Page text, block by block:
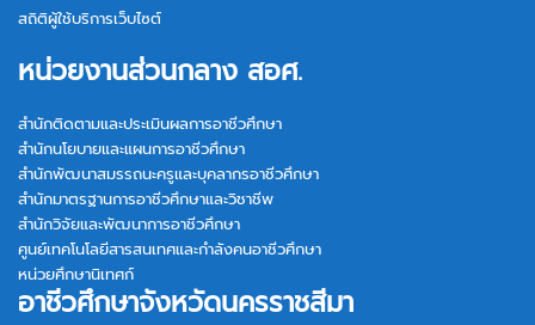
สถิติผู้ใช้บริการเว็บไซต์
หน่วยงานส่วนกลาง สอศ.
สำนักติดตามและประเมินผลการอาชีวศึกษา
สำนักนโยบายและแผนการอาชีวศึกษา
สำนักพัฒนาสมรรถนะครูและบุคลากรอาชีวศึกษา
สำนักมาตรฐานการอาชีวศึกษาและวิชาชีพ
สำนักวิจัยและพัฒนาการอาชีวศึกษา
ศูนย์เทคโนโลยีสารสนเทศและกำลังคนอาชีวศึกษา
หน่วยศึกษานิเทศก์
อาชีวศึกษาจังหวัดนครราชสีมา